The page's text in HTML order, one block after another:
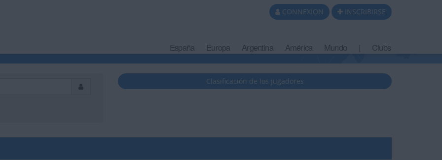
CONNEXION INSCRIBIRSE
España Europa Argentina América Mundo Clubs
Clasificación de los jugadores